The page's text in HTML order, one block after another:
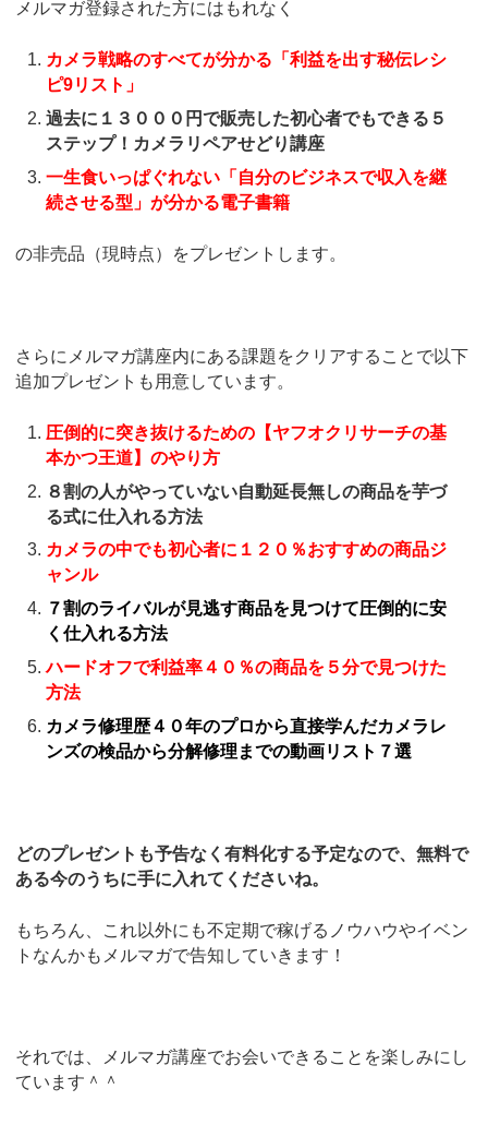
メルマガ登録された方にはもれなく
カメラ戦略のすべてが分かる「利益を出す秘伝レシ
ピ9リスト」
過去に１３０００円で販売した初心者でもできる５
ステップ！カメラリペアせどり講座
一生食いっぱぐれない「自分のビジネスで収入を継
続させる型」が分かる電子書籍
の非売品（現時点）をプレゼントします。
さらにメルマガ講座内にある課題をクリアすることで以下
追加プレゼントも用意しています。
圧倒的に突き抜けるための【ヤフオクリサーチの基
本かつ王道】のやり方
８割の人がやっていない自動延長無しの商品を芋づ
る式に仕入れる方法
カメラの中でも初心者に１２０％おすすめの商品ジ
ャンル
７割のライバルが見逃す商品を見つけて圧倒的に安
く仕入れる方法
ハードオフで利益率４０％の商品を５分で見つけた
方法
カメラ修理歴４０年のプロから直接学んだカメラレ
ンズの検品から分解修理までの動画リスト７選
どのプレゼントも予告なく有料化する予定なので、無料で
ある今のうちに手に入れてくださいね。
もちろん、これ以外にも不定期で稼げるノウハウやイベン
トなんかもメルマガで告知していきます！
それでは、メルマガ講座でお会いできることを楽しみにし
ています＾＾